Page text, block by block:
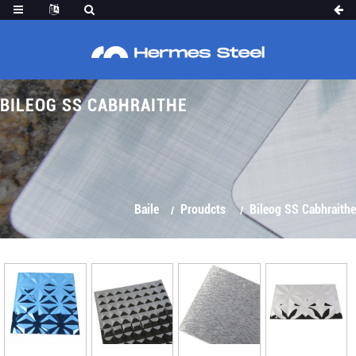
BILEOG SS CABHRAITHE
Baile Proudcts Bileog SS Cabhraithe